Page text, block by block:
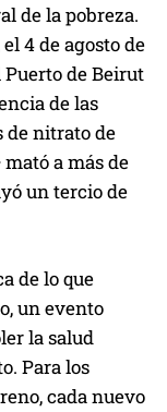
de la pobreza.
4 de agosto de
de Beirut
de las
de nitrato de
a más de
un tercio de
de lo que
un evento
la salud
Para los
cada nuevo